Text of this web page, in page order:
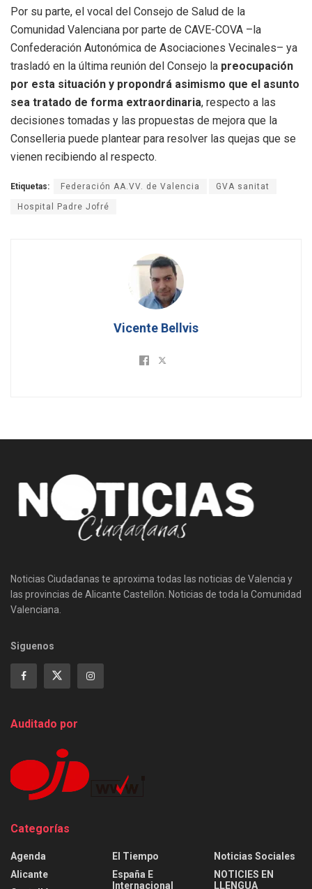
Por su parte, el vocal del Consejo de Salud de la
Comunidad Valenciana por parte de CAVE-COVA –la
Confederación Autonómica de Asociaciones Vecinales– ya
trasladó en la última reunión del Consejo la preocupación
por esta situación y propondrá asimismo que el asunto
sea tratado de forma extraordinaria, respecto a las
decisiones tomadas y las propuestas de mejora que la
Conselleria puede plantear para resolver las quejas que se
vienen recibiendo al respecto.
Etiquetas: Federación AA.VV. de Valencia GVA sanitat
Hospital Padre Jofré
Vicente Bellvis
Noticias Ciudadanas te aproxima todas las noticias de Valencia y
las provincias de Alicante Castellón. Noticias de toda la Comunidad
Valenciana.
Siguenos
Auditado por
Categorías
Agenda
Alicante
El Tiempo
España E
Internacional
Noticias Sociales
NOTICIES EN
LLENGUA